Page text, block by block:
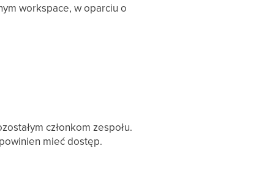
workspace, w oparciu o
członkom zespołu.
mieć dostęp.